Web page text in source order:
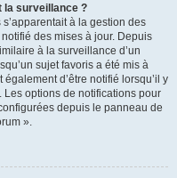
la surveillance ?
à la gestion des
des mises à jour. Depuis
à la surveillance d’un
sujet favoris a été mis à
d’être notifié lorsqu’il y
options de notifications pour
depuis le panneau de
».